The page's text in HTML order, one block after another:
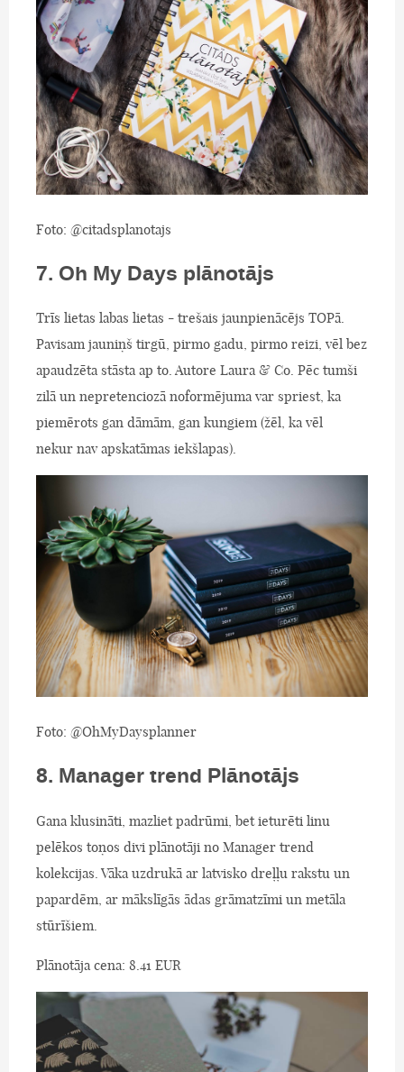
Foto: @citadsplanotajs
7. Oh My Days plānotājs
Trīs lietas labas lietas - trešais jaunpienācējs TOPā.
Pavisam jauniņš tirgū, pirmo gadu, pirmo reizi, vēl bez
apaudzēta stāsta ap to. Autore Laura & Co. Pēc tumši
zilā un nepretenciozā noformējuma var spriest, ka
piemērots gan dāmām, gan kungiem (žēl, ka vēl
nekur nav apskatāmas iekšlapas).
Foto: @OhMyDaysplanner
8. Manager trend Plānotājs
Gana klusināti, mazliet padrūmi, bet ieturēti linu
pelēkos toņos divi plānotāji no Manager trend
kolekcijas. Vāka uzdrukā ar latvisko dreļļu rakstu un
papardēm, ar mākslīgās ādas grāmatzīmi un metāla
stūrīšiem.
Plānotāja cena: 8.41 EUR